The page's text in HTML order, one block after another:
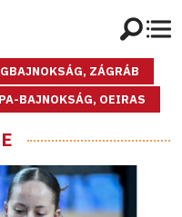
ZÁGRÁB
BAJNOKSÁG, OEIRAS